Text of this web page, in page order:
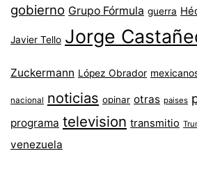
gobierno Grupo Fórmula guerra
Javier Tello Jorge
Zuckermann López Obrador
nacional noticias opinar otras paises
programa television transmitio
venezuela